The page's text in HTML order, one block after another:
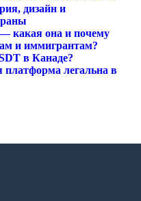
дизайн и
какая она и почему
и иммигрантам?
в Канаде?
легальна в